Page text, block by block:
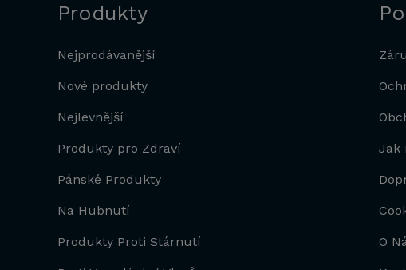
Produkty
Nejprodávanější
Nové produkty
Nejlevnější
Produkty pro Zdraví
Pánské Produkty
Na Hubnutí
Produkty Proti Stárnutí
Jak
O